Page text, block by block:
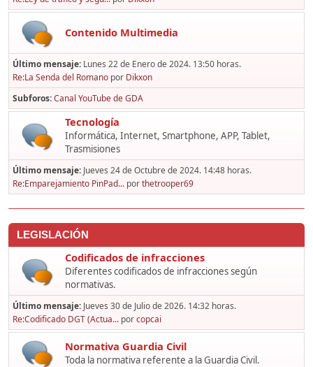
Contenido Multimedia
Último mensaje: Lunes 22 de Enero de 2024. 13:50 horas.
Re:La Senda del Romano por Dikxon
Subforos Canal YouTube de GDA
Tecnología
Informática, Internet, Smartphone, APP, Tablet,
Trasmisiones
Último mensaje: Jueves 24 de Octubre de 2024. 14:48 horas.
Re:Emparejamiento PinPad... porthetrooper69
LEGISLACIÓN
Codificados de infracciones
Diferentes codificados de infracciones según
normativas.
Último mensaje: Jueves 30 de Julio de 2026. 14:32 horas.
Re:Codificado DGT (Actua... porcopcai
Normativa Guardia Civil
Toda la normativa referente a la Guardia Civil.